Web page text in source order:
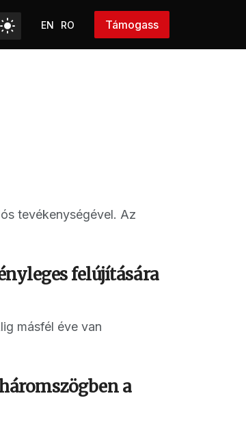
EN RO Támogass
tevékenységével. Az
felújítására
másfél éve van
a